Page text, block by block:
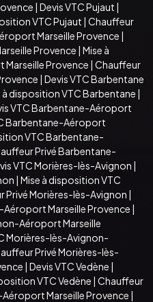
| Devis VTC Pujaut |
VTC Pujaut | Chauffeur
Marseille Provence |
Provence | Mise à
Provence | Chauffeur
| Devis VTC Barbentane
à disposition VTC Barbentane |
VTC Barbentane-Aéroport
Barbentane-Aéroport
VTC Barbentane-
Privé Barbentane-
VTC Morières-lès-Avignon |
| Mise à disposition VTC
Privé Morières-lès-Avignon |
Marseille Provence |
Aéroport Marseille
Morières-lès-Avignon-
Privé Morières-lès-
| Devis VTC Vedène |
VTC Vedène | Chauffeur
Aéroport Marseille Provence |